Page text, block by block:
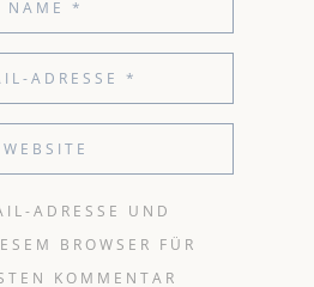
ADRESSE UND
BROWSER FÜR
KOMMENTAR